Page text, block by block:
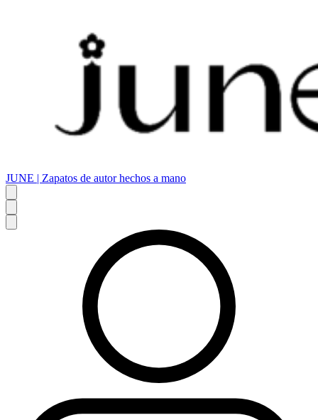
JUNE | Zapatos de autor hechos a mano